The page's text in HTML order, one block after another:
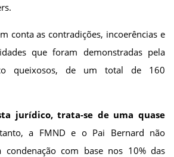
conta as contradições, incoerências e
que foram demonstradas pela
queixosos, de um total de 160
jurídico, trata-se de uma quase
a FMND e o Pai Bernard não
condenação com base nos 10% das